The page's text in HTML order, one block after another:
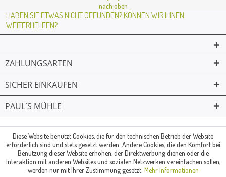
nach oben
HABEN SIE ETWAS NICHT GEFUNDEN? KÖNNEN WIR IHNEN
WEITERHELFEN?
ZAHLUNGSARTEN
SICHER EINKAUFEN
PAUL´S MÜHLE
© Paul's Mühle | Inhaber: Christof Paul e.K. | Westring 2 | 45659
Recklinghausen
Fax: 02361 -28831 | E-Mail: info@pauls-muehle.de
Diese Website benutzt Cookies, die für den technischen Betrieb der Website
erforderlich sind und stets gesetzt werden. Andere Cookies, die den Komfort bei
Benutzung dieser Website erhöhen, der Direktwerbung dienen oder die
Interaktion mit anderen Websites und sozialen Netzwerken vereinfachen sollen,
werden nur mit Ihrer Zustimmung gesetzt. Mehr Informationen